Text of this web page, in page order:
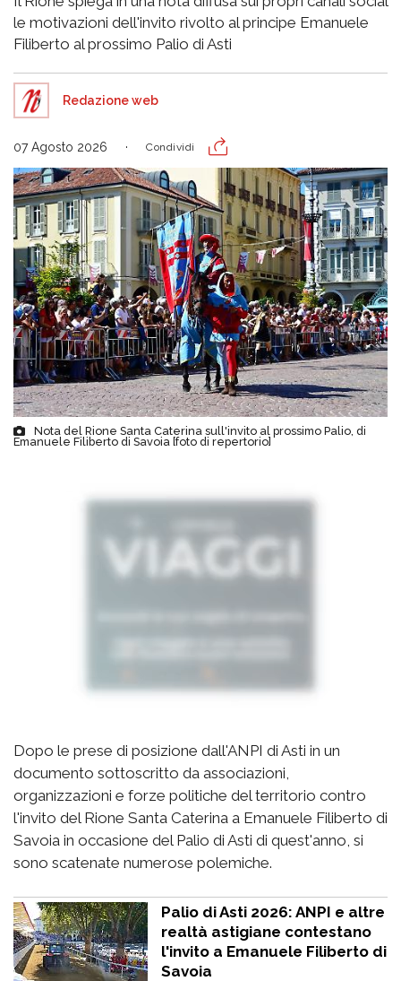
le motivazioni dell'invito rivolto al principe Emanuele
Filiberto al prossimo Palio di Asti
Redazione web
07 Agosto 2026 Condividi
Nota del Rione Santa Caterina sull'invito al prossimo Palio, di
Emanuele Filiberto di Savoia [foto di repertorio]
Dopo le prese di posizione dall'ANPI di Asti in un
documento sottoscritto da associazioni,
organizzazioni e forze politiche del territorio contro
l'invito del Rione Santa Caterina a Emanuele Filiberto di
Savoia in occasione del Palio di Asti di quest'anno, si
sono scatenate numerose polemiche.
Palio di Asti 2026: ANPI e altre
realtà astigiane contestano
l'invito a Emanuele Filiberto di
Savoia